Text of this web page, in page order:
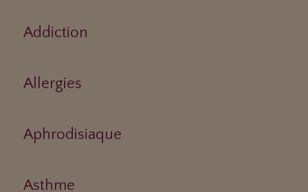
Addiction
Allergies
Aphrodisiaque
Asthme